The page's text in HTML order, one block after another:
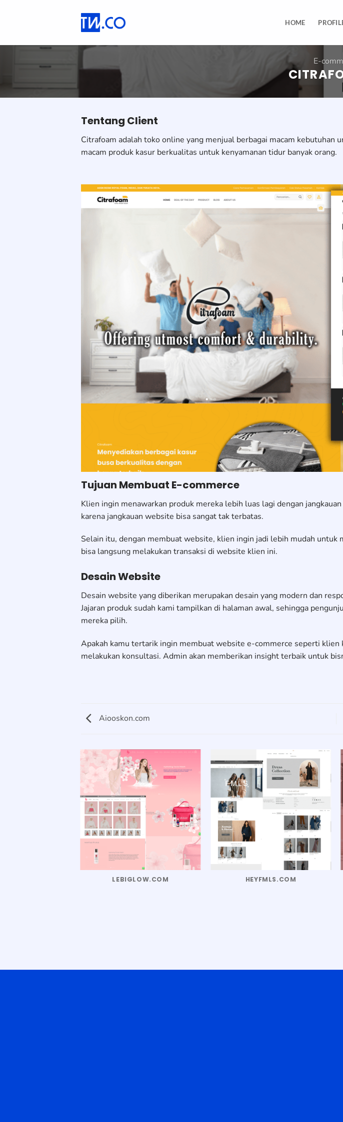
HOME
E-
Tentang Client
Citrafoam adalah toko online yang menjual berbagai macam
macam produk kasur berkualitas untuk kenyamanan tidur banyak orang.
Tujuan Membuat E-commerce
Klien ingin menawarkan produk mereka lebih luas lagi dengan
karena jangkauan website bisa sangat tak terbatas.
Selain itu, dengan membuat website, klien ingin jadi lebih mudah
bisa langsung melakukan transaksi di website klien ini.
Desain Website
Desain website yang diberikan merupakan desain yang modern dan
Jajaran produk sudah kami tampilkan di halaman awal, sehingga
mereka pilih.
Apakah kamu tertarik ingin membuat website e-commerce seperti klien
melakukan konsultasi. Admin akan memberikan insight terbaik untuk
Aiooskon.com
LEBIGLOW.COM HEYFMLS.COM